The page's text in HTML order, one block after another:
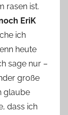
rasen ist.
EriK
ich
heute
sage nur –
große
glaube
dass ich